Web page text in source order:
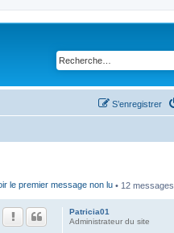
S’enregistrer
le premier message non lu • 12 messages
Patricia01
Administrateur du site